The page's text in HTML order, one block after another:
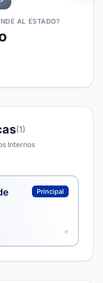
AL ESTADO?
(1)
Internos
Principal